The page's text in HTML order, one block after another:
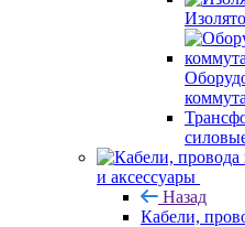
и аксессуары
Назад
Кабели,